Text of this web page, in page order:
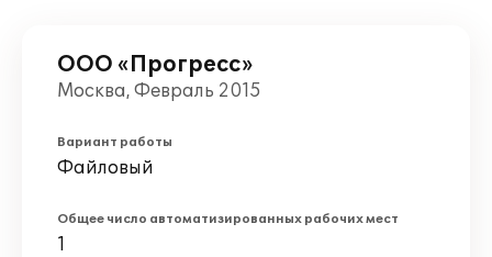
ООО «Прогресс»
Москва, Февраль 2015
Вариант работы
Файловый
Общее число автоматизированных рабочих мест
1